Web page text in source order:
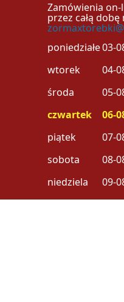
Zamówienia on-
przez całą
poniedziałek03-
wtorek
04-
środa
05-
czwartek
06-
piątek
07-
sobota
08-
niedziela
09-